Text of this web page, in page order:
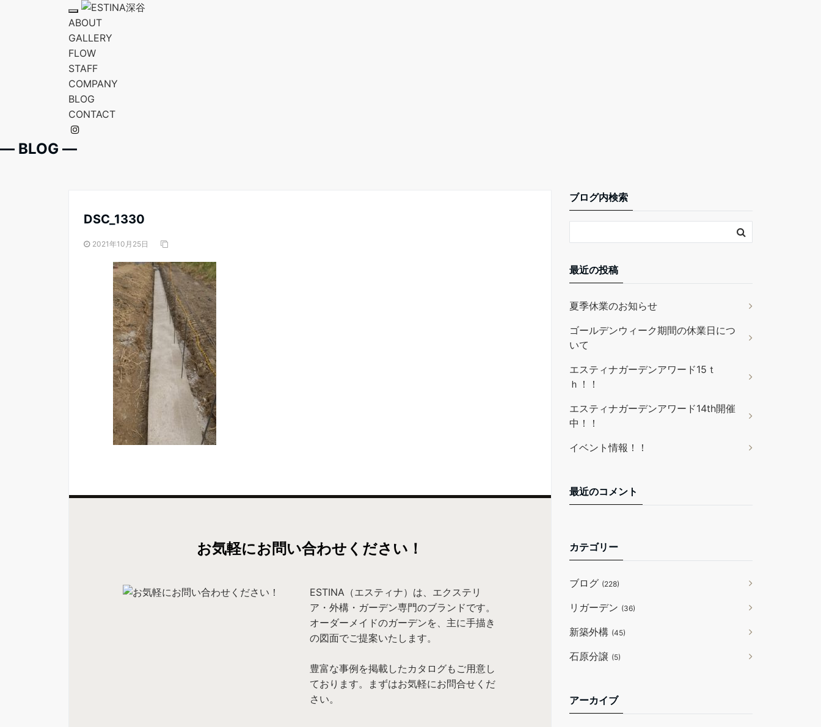
T
o
g
g
l
n
a
v
i
a
t
i
n
ABOUT
GALLERY
FLOW
STAFF
COMPANY
BLOG
CONTACT
― BLOG ―
DSC_1330
2021年10月25日
お気軽にお問い合わせください！
ESTINA（エスティナ）は、エクステリ
ア・外構・ガーデン専門のブランドです。
オーダーメイドのガーデンを、主に手描き
の図面でご提案いたします。
豊富な事例を掲載したカタログもご用意し
ております。まずはお気軽にお問合せくだ
さい。
ブログ内検索
最近の投稿
夏季休業のお知らせ
ゴールデンウィーク期間の休業日につ
いて
エスティナガーデンアワード15ｔ
ｈ！！
エスティナガーデンアワード14th開催
中！！
イベント情報！！
最近のコメント
カテゴリー
ブログ (228)
リガーデン (36)
新築外構 (45)
石原分譲 (5)
アーカイブ